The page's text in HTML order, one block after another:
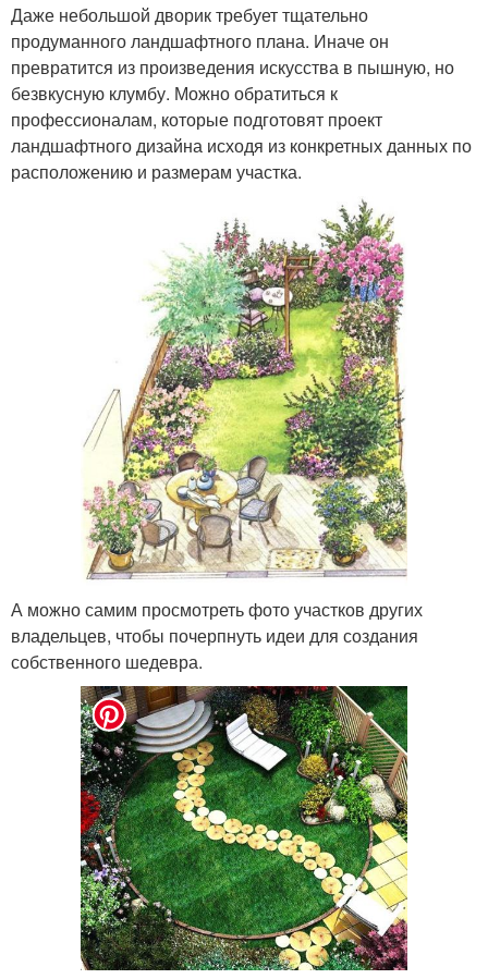
Даже небольшой дворик требует тщательно
продуманного ландшафтного плана. Иначе он
превратится из произведения искусства в пышную, но
безвкусную клумбу. Можно обратиться к
профессионалам, которые подготовят проект
ландшафтного дизайна исходя из конкретных данных по
расположению и размерам участка.
А можно самим просмотреть фото участков других
владельцев, чтобы почерпнуть идеи для создания
собственного шедевра.